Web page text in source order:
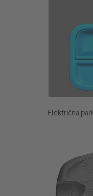
Električna